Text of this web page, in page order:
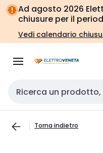
Vai alla
navigazione
Vai
alla
pagina
Ad agosto 2026
chiusure per il
Vedi calendario
Cerca input
Torna indietro